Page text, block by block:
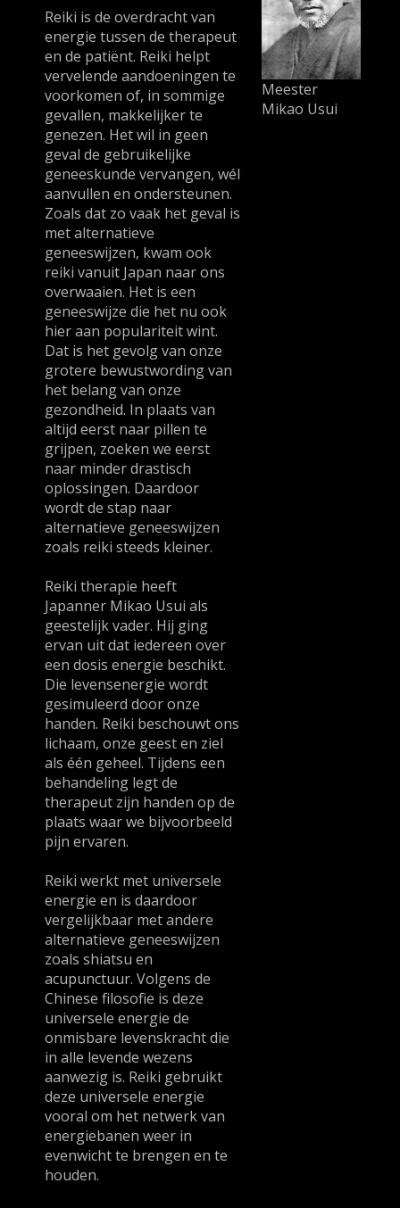
Reiki is de overdracht van
energie tussen de therapeut
en de patiënt. Reiki helpt
vervelende aandoeningen te
voorkomen of, in sommige
gevallen, makkelijker te
genezen. Het wil in geen
geval de gebruikelijke
geneeskunde vervangen, wél
aanvullen en ondersteunen.
Zoals dat zo vaak het geval is
met alternatieve
geneeswijzen, kwam ook
reiki vanuit Japan naar ons
overwaaien. Het is een
geneeswijze die het nu ook
hier aan populariteit wint.
Dat is het gevolg van onze
grotere bewustwording van
het belang van onze
gezondheid. In plaats van
altijd eerst naar pillen te
grijpen, zoeken we eerst
naar minder drastisch
oplossingen. Daardoor
wordt de stap naar
alternatieve geneeswijzen
zoals reiki steeds kleiner.
Reiki therapie heeft
Japanner Mikao Usui als
geestelijk vader. Hij ging
ervan uit dat iedereen over
een dosis energie beschikt.
Die levensenergie wordt
gesimuleerd door onze
handen. Reiki beschouwt ons
lichaam, onze geest en ziel
als één geheel. Tijdens een
behandeling legt de
therapeut zijn handen op de
plaats waar we bijvoorbeeld
pijn ervaren.
Reiki werkt met universele
energie en is daardoor
vergelijkbaar met andere
alternatieve geneeswijzen
zoals shiatsu en
acupunctuur. Volgens de
Chinese filosofie is deze
universele energie de
onmisbare levenskracht die
in alle levende wezens
aanwezig is. Reiki gebruikt
deze universele energie
vooral om het netwerk van
energiebanen weer in
evenwicht te brengen en te
houden.
Meester
Mikao Usui